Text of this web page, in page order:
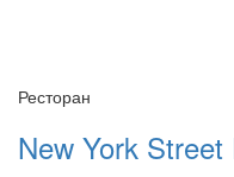
Ресторан
New York Street